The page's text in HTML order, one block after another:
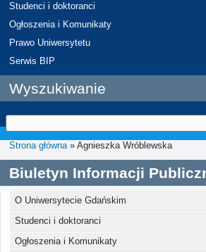
Studenci i doktoranci
Ogłoszenia i Komunikaty
Prawo Uniwersytetu
Serwis BIP
Wyszukiwanie
Strona główna» Agnieszka Wróblewska
Biuletyn Informacji
O Uniwersytecie Gdańskim
Studenci i doktoranci
Ogłoszenia i Komunikaty